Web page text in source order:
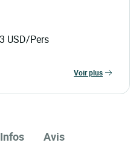
USD/Pers
voir plus
Infos Avis